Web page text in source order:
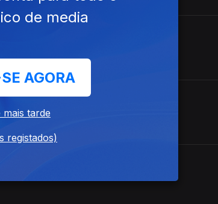
de media
AGORA
tarde
registados)